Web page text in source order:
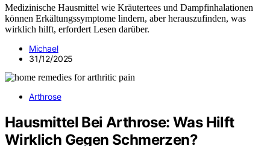
Medizinische Hausmittel wie Kräutertees und Dampfinhalationen
können Erkältungssymptome lindern, aber herauszufinden, was
wirklich hilft, erfordert Lesen darüber.
Michael
31/12/2025
Arthrose
Hausmittel Bei Arthrose: Was Hilft
Wirklich Gegen Schmerzen?